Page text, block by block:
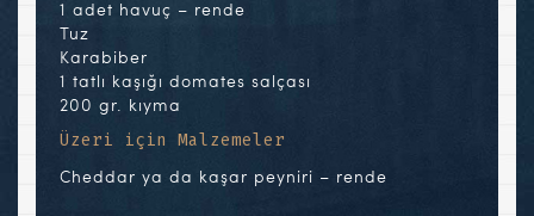
1 adet havuç – rende
Tuz
Karabiber
1 tatlı kaşığı domates salçası
200 gr. kıyma
Üzeri için Malzemeler
Cheddar ya da kaşar peyniri – rende